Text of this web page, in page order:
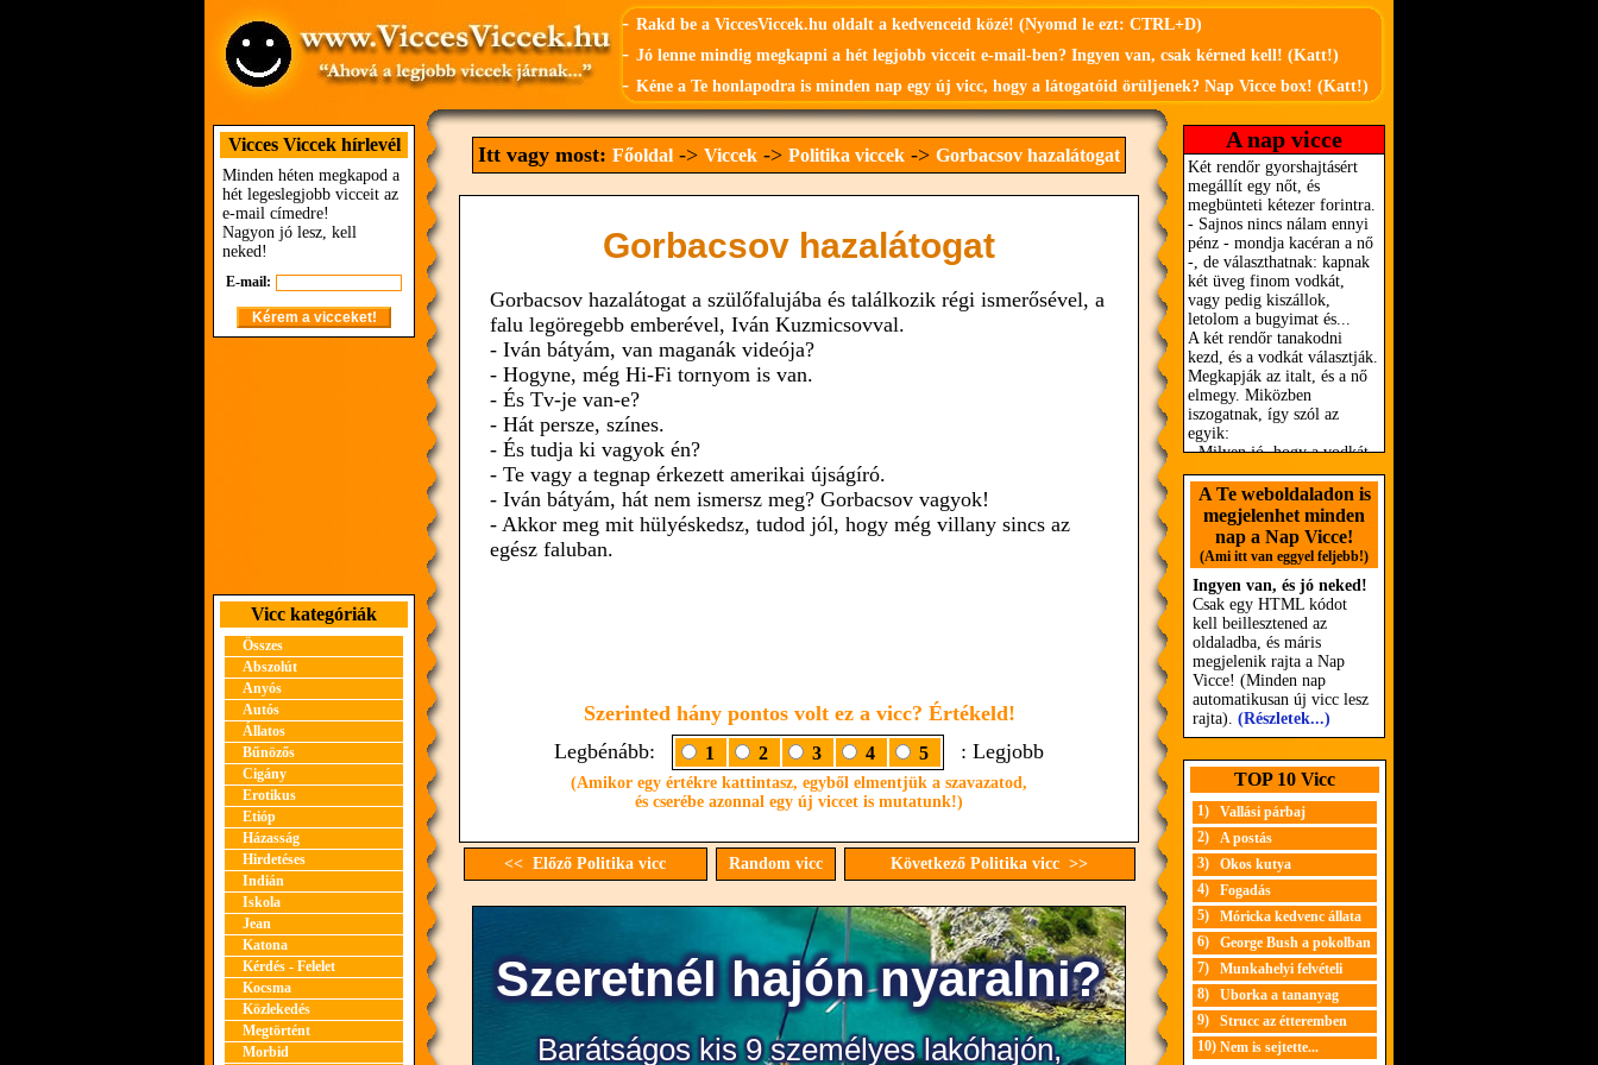
- Rakd be a ViccesViccek.hu oldalt a kedvenceid közé! (Nyomd le ezt: CTRL+D)
- Jó lenne mindig megkapni a hét legjobb vicceit e-mail-ben? Ingyen van, csak kérned kell! (Katt!)
- Kéne a Te honlapodra is minden nap egy új vicc, hogy a látogatóid örüljenek? Nap Vicce box! (Katt!)
Vicces Viccek hírlevél
Minden héten megkapod a
hét legeslegjobb vicceit az
e-mail címedre!
Nagyon jó lesz, kell
neked!
E-mail:
Vicc kategóriák
Összes
Abszolút
Anyós
Autós
Állatos
Bűnözős
Cigány
Erotikus
Etióp
Házasság
Hirdetéses
Indián
Iskola
Jean
Katona
Kérdés - Felelet
Kocsma
Közlekedés
Megtörtént
Morbid
Itt vagy most: Főoldal -> Viccek -> Politika viccek -> Gorbacsov hazalátogat
Gorbacsov hazalátogat
Gorbacsov hazalátogat a szülőfalujába és találkozik régi ismerősével, a
falu legöregebb emberével, Iván Kuzmicsovval.
- Iván bátyám, van maganák videója?
- Hogyne, még Hi-Fi tornyom is van.
- És Tv-je van-e?
- Hát persze, színes.
- És tudja ki vagyok én?
- Te vagy a tegnap érkezett amerikai újságíró.
- Iván bátyám, hát nem ismersz meg? Gorbacsov vagyok!
- Akkor meg mit hülyéskedsz, tudod jól, hogy még villany sincs az
egész faluban.
Szerinted hány pontos volt ez a vicc? Értékeld!
Legbénább:
1 2 3 4 5 : Legjobb
(Amikor egy értékre kattintasz, egyből elmentjük a szavazatod,
és cserébe azonnal egy új viccet is mutatunk!)
<< Előző Politika vicc Random vicc Következő Politika vicc >>
A nap vicce
A Te weboldaladon is
megjelenhet minden
nap a Nap Vicce!
(Ami itt van eggyel feljebb!)
Ingyen van, és jó neked!
Csak egy HTML kódot
kell beillesztened az
oldaladba, és máris
megjelenik rajta a Nap
Vicce! (Minden nap
automatikusan új vicc lesz
rajta). (Részletek...)
TOP 10 Vicc
1)
Vallási párbaj
2)
A postás
3)
Okos kutya
4)
Fogadás
5)
Móricka kedvenc állata
6)
George Bush a pokolban
7)
Munkahelyi felvételi
8)
Uborka a tananyag
9)
Strucc az étteremben
10) Nem is sejtette...